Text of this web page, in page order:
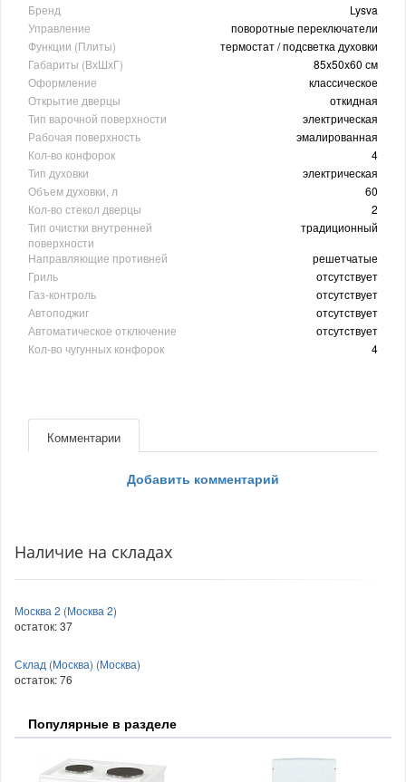
Бренд
Lysva
Управление
поворотные переключатели
Функции (Плиты)
термостат / подсветка духовки
Габариты (ВхШхГ)
85x50x60 см
Оформление
классическое
Открытие дверцы
откидная
Тип варочной поверхности
электрическая
Рабочая поверхность
эмалированная
Кол-во конфорок
4
Тип духовки
электрическая
Объем духовки, л
60
Кол-во стекол дверцы
2
Тип очистки внутренней
поверхности
традиционный
Направляющие противней
решетчатые
Гриль
отсутствует
Газ-контроль
отсутствует
Автоподжиг
отсутствует
Автоматическое отключение
отсутствует
Кол-во чугунных конфорок
4
Комментарии
Добавить комментарий
Наличие на складах
Москва 2 (Москва 2)
остаток:37
Склад (Москва) (Москва)
остаток:76
Популярные в разделе